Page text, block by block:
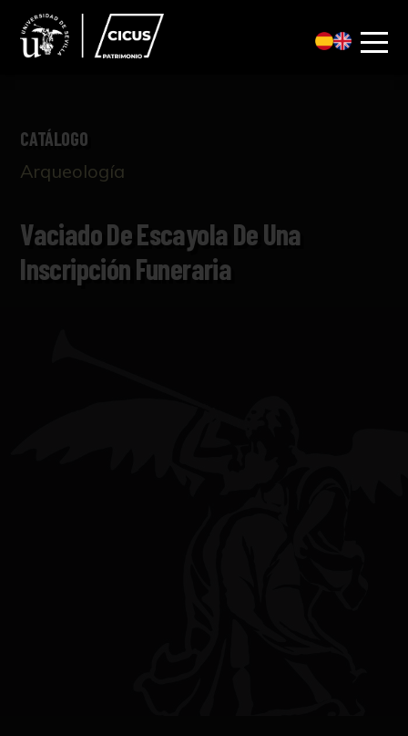
CATÁLOGO
Arqueología
Vaciado De Escayola De Una
Inscripción Funeraria